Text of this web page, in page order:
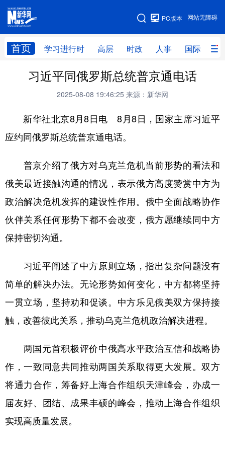
网站无障碍
PC版本
首页 学习进行时 高层 时政 人事 国际 财
网站地图
学习进行时 高层 时政 人事
财经 网评
台湾 思客智库 全球连线 教育
科技 科创
文化 书画 健康 军事
访谈 视频 图片 政务
法律 中央文件 金融 汽车
食品 人居 信息化 数字经济
学术中国
城市 旅游 能源 会展
彩票 娱乐 时尚 悦读
公益 一带一路 亚太网 上市公司
地方频道
北京 天津 河北 山西
习近平同俄罗斯总统普京通电话
2025-08-08 19:46:25 来源：新华网
新华社北京8月8日电 8月8日，国家主席习近平
应约同俄罗斯总统普京通电话。
普京介绍了俄方对乌克兰危机当前形势的看法和
俄美最近接触沟通的情况，表示俄方高度赞赏中方为
政治解决危机发挥的建设性作用。俄中全面战略协作
伙伴关系任何形势下都不会改变，俄方愿继续同中方
保持密切沟通。
习近平阐述了中方原则立场，指出复杂问题没有
简单的解决办法。无论形势如何变化，中方都将坚持
一贯立场，坚持劝和促谈。中方乐见俄美双方保持接
触，改善彼此关系，推动乌克兰危机政治解决进程。
两国元首积极评价中俄高水平政治互信和战略协
作，一致同意共同推动两国关系取得更大发展。双方
将通力合作，筹备好上海合作组织天津峰会，办成一
届友好、团结、成果丰硕的峰会，推动上海合作组织
实现高质量发展。